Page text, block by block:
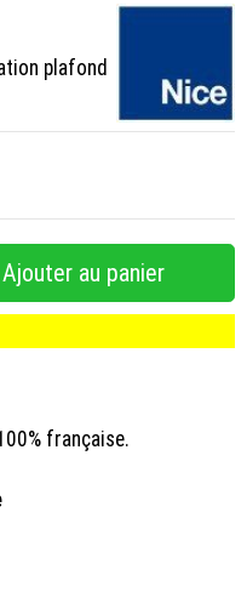
plafond
Ajouter au panier
française.